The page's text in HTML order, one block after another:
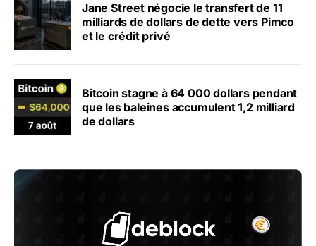
Jane Street négocie le transfert de 11
milliards de dollars de dette vers Pimco
et le crédit privé
Bitcoin stagne à 64 000 dollars pendant
que les baleines accumulent 1,2 milliard
de dollars